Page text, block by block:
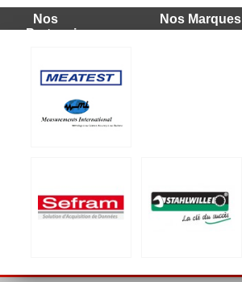
Nos
Partenaires
Nos Marques